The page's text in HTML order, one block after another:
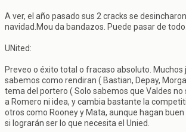
A ver, el año pasado sus 2 cracks se
navidad.Mou da bandazos. Puede pasar de todo.
UNited:
Preveo o éxito total o fracaso absoluto. Muchos
sabemos como rendiran ( Bastian, Depay,
tema del portero ( Solo sabemos que Valdes no
a Romero ni idea, y cambia bastante la
otros como Rooney y Mata, aunque hagan
si lograrán ser lo que necesita el Unied.